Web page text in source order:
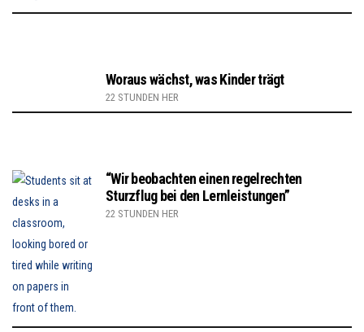
Woraus wächst, was Kinder trägt
22 STUNDEN HER
“Wir beobachten einen regelrechten
Sturzflug bei den Lernleistungen”
22 STUNDEN HER